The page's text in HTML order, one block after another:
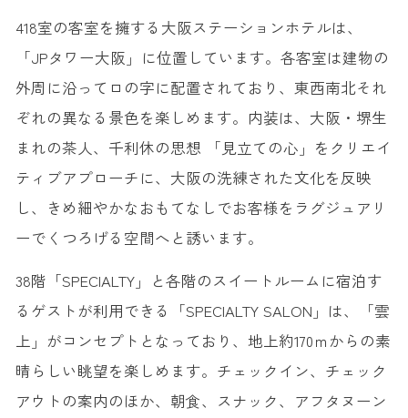
418室の客室を擁する大阪ステーションホテルは、
「JPタワー大阪」に位置しています。各客室は建物の
外周に沿ってロの字に配置されており、東西南北それ
ぞれの異なる景色を楽しめます。内装は、大阪・堺生
まれの茶人、千利休の思想 「見立ての心」をクリエイ
ティブアプローチに、大阪の洗練された文化を反映
し、きめ細やかなおもてなしでお客様をラグジュアリ
ーでくつろげる空間へと誘います。
38階「SPECIALTY」と各階のスイートルームに宿泊す
るゲストが利用できる「SPECIALTY SALON」は、「雲
上」がコンセプトとなっており、地上約170ｍからの素
晴らしい眺望を楽しめます。チェックイン、チェック
アウトの案内のほか、朝食、スナック、アフタヌーン